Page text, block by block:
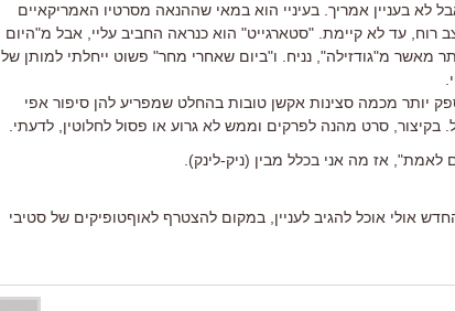
עדן בעניין "10,000" , אבל לא בעניין אמריך. בעיניי הוא במאי שההנאה מסרטיו האמריקאיים
רוח, עד לא קיימת. "סטארגייט" הוא כנראה החביב עליי, אבל מ"היום
מאשר מ"גודזילה", נניח. ו"ביום שאחרי מחר" פשוט ייחלתי למותן של
לצפות מ-"10,000" לספק יותר מכמה סצינות אקשן טובות בהחלט שמפריע להן סיפור אפי
סרט מהנה לפרקים וממש לא גרוע או פסול לחלוטין, לדעתי.
אולי אוכל להגיב לעניין, במקום להצטרף לאוףטופיקים של סטיבי